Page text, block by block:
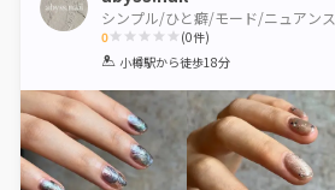
シンプル/ひと癖/モード/ニュアンス
0
1 2 3 4 5
(0件)
小樽駅から徒歩18分